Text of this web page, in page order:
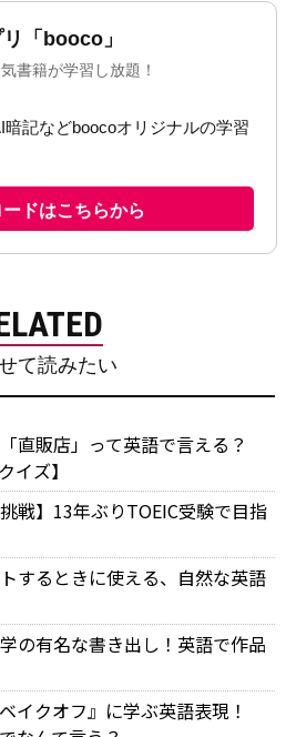
て読みたい
直販店」って英語で言える？
イズ】
戦】13年ぶりTOEIC受験で目指
するときに使える、自然な英語
の有名な書き出し！英語で作品
イクオフ』に学ぶ英語表現！